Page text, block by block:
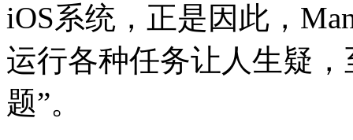
iOS系统，正是因此，
运行各种任务让人生疑
题”。